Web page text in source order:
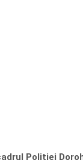
Politiei